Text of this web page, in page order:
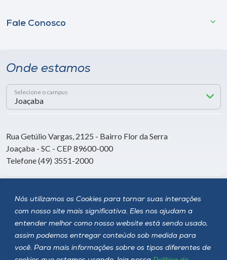
Nós utilizamos os Cookies para tornar suas interações
com nosso site mais significativa. Eles nos ajudam a
entender melhor como nosso website está sendo usado,
assim podemos entregar conteúdo sob medida para
você. Para mais informações sobre os tipos diferentes de
Fale Conosco
Onde estamos
Selecione o campus
Rua Getúlio Vargas, 2125 - Bairro Flor da Serra
Joaçaba - SC - CEP 89600-000
Telefone (49) 3551-2000
Siga a Unoesc